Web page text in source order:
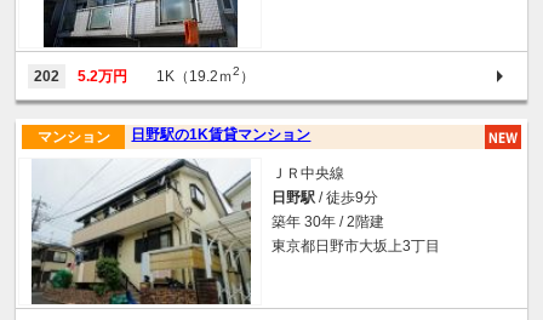
202 5.2万円 1K（19.2ｍ2 ）
日野駅の1K賃貸マンション
マンション
ＪＲ中央線
日野駅 / 徒歩9分
築年 30年 / 2階建
東京都日野市大坂上3丁目